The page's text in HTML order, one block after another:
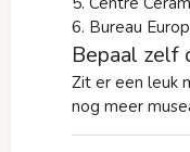
6. Bureau
Bepaal zelf
Zit er een leuk
nog meer